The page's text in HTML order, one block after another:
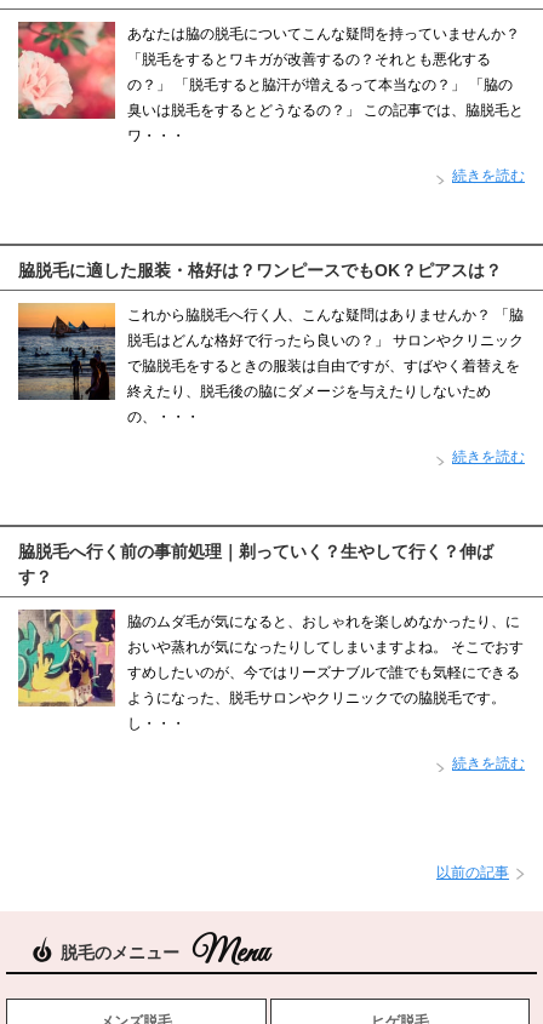
あなたは脇の脱毛についてこんな疑問を持っていませんか？
「脱毛をするとワキガが改善するの？それとも悪化する
の？」 「脱毛すると脇汗が増えるって本当なの？」 「脇の
臭いは脱毛をするとどうなるの？」 この記事では、脇脱毛と
ワ・・・
続きを読む
脇脱毛に適した服装・格好は？ワンピースでもOK？ピアスは？
これから脇脱毛へ行く人、こんな疑問はありませんか？ 「脇
脱毛はどんな格好で行ったら良いの？」 サロンやクリニック
で脇脱毛をするときの服装は自由ですが、すばやく着替えを
終えたり、脱毛後の脇にダメージを与えたりしないため
の、・・・
続きを読む
脇脱毛へ行く前の事前処理｜剃っていく？生やして行く？伸ば
す？
脇のムダ毛が気になると、おしゃれを楽しめなかったり、に
おいや蒸れが気になったりしてしまいますよね。 そこでおす
すめしたいのが、今ではリーズナブルで誰でも気軽にできる
ようになった、脱毛サロンやクリニックでの脇脱毛です。
し・・・
続きを読む
以前の記事
脱毛のメニュー